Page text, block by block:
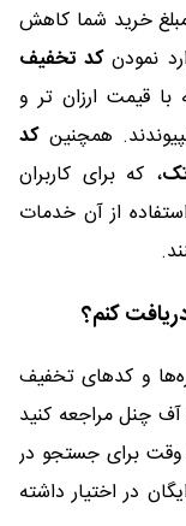
خرید شما کاهش
نمودنکد تخفیف
با قیمت ارزان تر و
همچنینکد
، که برای کاربران
از آن خدمات
کنم؟
و کدهای تخفیف
چنل مراجعه کنید
برای جستجو در
در اختیار داشته